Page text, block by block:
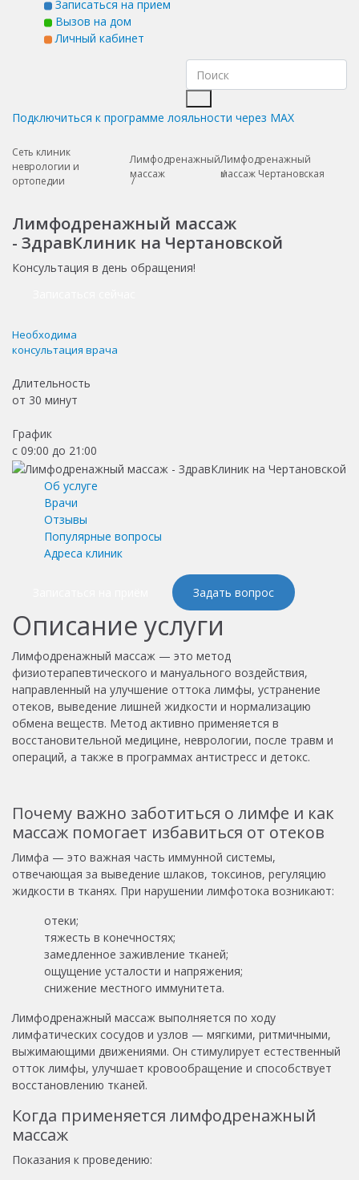
Записаться на прием
Вызов на дом
Личный кабинет
Подключиться к программе лояльности через MAX
Сеть клиник
неврологии и
ортопедии
Лимфодренажный
массаж
Лимфодренажный
массаж Чертановская
Лимфодренажный массаж
- ЗдравКлиник на Чертановской
Консультация в день обращения!
Необходима
консультация врача
Длительность
от 30 минут
График
с 09:00 до 21:00
Об услуге
Врачи
Отзывы
Популярные вопросы
Адреса клиник
Задать вопрос
Описание услуги
Лимфодренажный массаж — это метод
физиотерапевтического и мануального воздействия,
направленный на улучшение оттока лимфы, устранение
отеков, выведение лишней жидкости и нормализацию
обмена веществ. Метод активно применяется в
восстановительной медицине, неврологии, после травм и
операций, а также в программах антистресс и детокс.
Почему важно заботиться о лимфе и как
массаж помогает избавиться от отеков
Лимфа — это важная часть иммунной системы,
отвечающая за выведение шлаков, токсинов, регуляцию
жидкости в тканях. При нарушении лимфотока возникают:
отеки;
тяжесть в конечностях;
замедленное заживление тканей;
ощущение усталости и напряжения;
снижение местного иммунитета.
Лимфодренажный массаж выполняется по ходу
лимфатических сосудов и узлов — мягкими, ритмичными,
выжимающими движениями. Он стимулирует естественный
отток лимфы, улучшает кровообращение и способствует
восстановлению тканей.
Когда применяется лимфодренажный
массаж
Показания к проведению: